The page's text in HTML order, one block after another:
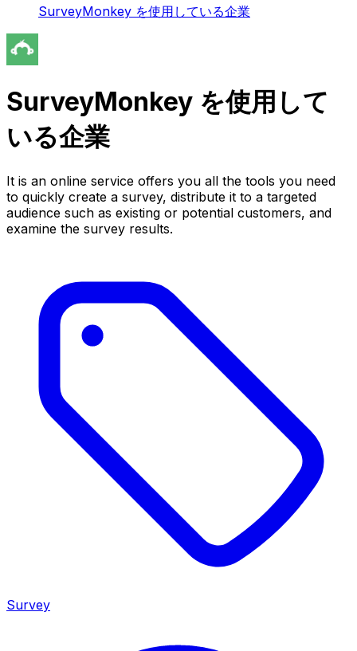
SurveyMonkey を使用している企業
SurveyMonkey を使用して
いる企業
It is an online service offers you all the tools you need
to quickly create a survey, distribute it to a targeted
audience such as existing or potential customers, and
examine the survey results.
Survey